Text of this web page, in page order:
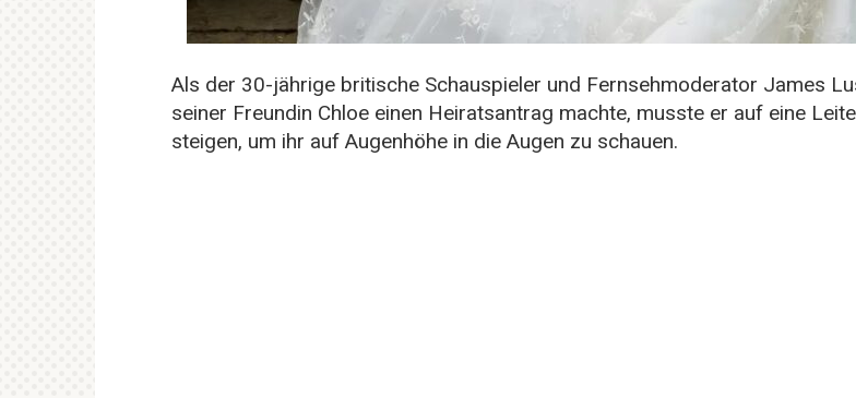
Als der 30-jährige britische Schauspieler und Fernsehmoderator James
seiner Freundin Chloe einen Heiratsantrag machte, musste er auf eine
steigen, um ihr auf Augenhöhe in die Augen zu schauen.